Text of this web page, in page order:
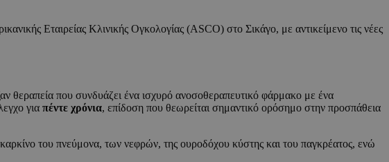
Εταιρείας Κλινικής Ογκολογίας (ASCO) στο Σικάγο, με αντικείμενο τις νέες
θεραπεία που συνδυάζει ένα ισχυρό ανοσοθεραπευτικό φάρμακο με ένα
για πέντε χρόνια, επίδοση που θεωρείται σημαντικό ορόσημο στην προσπάθεια
καρκίνο του πνεύμονα, των νεφρών, της ουροδόχου κύστης και του παγκρέατος, ενώ